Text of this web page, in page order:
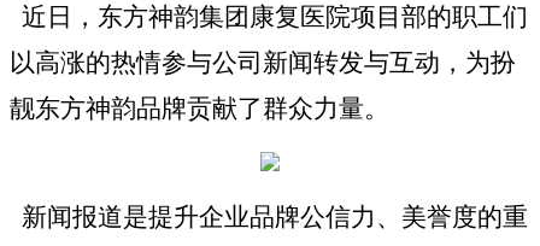
近日，东方神韵集团康复医院项目部的职工们
以高涨的热情参与公司新闻转发与互动，为扮
靓东方神韵品牌贡献了群众力量。
新闻报道是提升企业品牌公信力、美誉度的重